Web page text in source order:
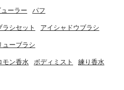
ューラー パフ
ラシセット アイシャドウブラシ
ューブラシ
モン香水 ボディミスト 練り香水